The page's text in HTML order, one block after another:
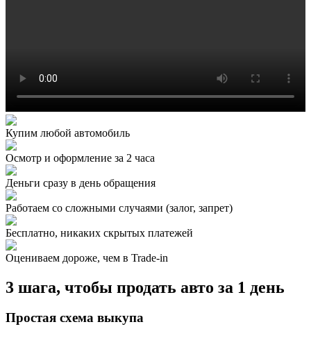
Купим любой автомобиль
Осмотр и оформление за 2 часа
Деньги сразу в день обращения
Работаем со сложными случаями (залог, запрет)
Бесплатно, никаких скрытых платежей
Оцениваем дороже, чем в Trade‑in
3 шага, чтобы продать авто за 1 день
Простая схема выкупа